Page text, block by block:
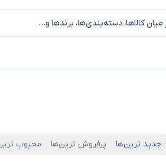
جدید ترین‌ها پرفروش ترین‌ها محبوب